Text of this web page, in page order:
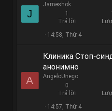
J
Jameshok
1
Trả lời
14:58, Thứ 4
A
Клиника Стоп-
анонимно
AngeloUnego
0
Trả lời
14:57, Thứ 4